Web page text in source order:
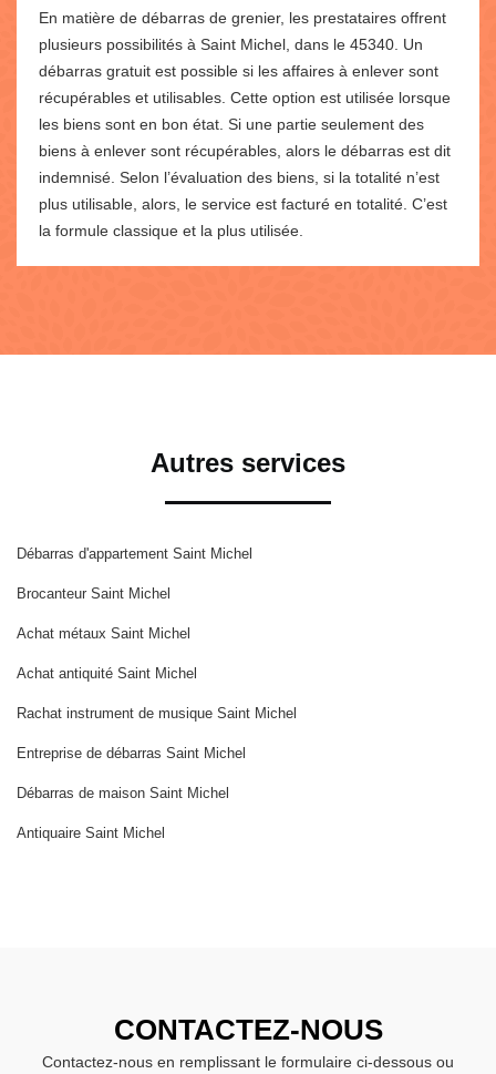
En matière de débarras de grenier, les prestataires offrent
plusieurs possibilités à Saint Michel, dans le 45340. Un
débarras gratuit est possible si les affaires à enlever sont
récupérables et utilisables. Cette option est utilisée lorsque
les biens sont en bon état. Si une partie seulement des
biens à enlever sont récupérables, alors le débarras est dit
indemnisé. Selon l’évaluation des biens, si la totalité n’est
plus utilisable, alors, le service est facturé en totalité. C’est
la formule classique et la plus utilisée.
Autres services
Débarras d'appartement Saint Michel
Brocanteur Saint Michel
Achat métaux Saint Michel
Achat antiquité Saint Michel
Rachat instrument de musique Saint Michel
Entreprise de débarras Saint Michel
Débarras de maison Saint Michel
Antiquaire Saint Michel
CONTACTEZ-NOUS
Contactez-nous en remplissant le formulaire ci-dessous ou